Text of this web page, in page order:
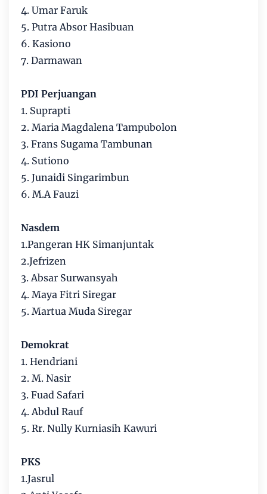
4. Umar Faruk
5. Putra Absor Hasibuan
6. Kasiono
7. Darmawan
PDI Perjuangan
1. Suprapti
2. Maria Magdalena Tampubolon
3. Frans Sugama Tambunan
4. Sutiono
5. Junaidi Singarimbun
6. M.A Fauzi
Nasdem
1.Pangeran HK Simanjuntak
2.Jefrizen
3. Absar Surwansyah
4. Maya Fitri Siregar
5. Martua Muda Siregar
Demokrat
1. Hendriani
2. M. Nasir
3. Fuad Safari
4. Abdul Rauf
5. Rr. Nully Kurniasih Kawuri
PKS
1.Jasrul